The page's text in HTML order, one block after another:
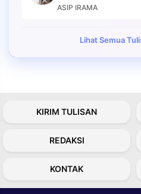
ASIP IRAMA
Lihat Semua
KIRIM TULISAN
REDAKSI
KONTAK